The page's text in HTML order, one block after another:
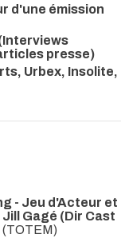
d'une émission
presse)
Urbex, Insolite,
- Jeu d'Acteur et
Gagé (Dir Cast
(TOTEM)